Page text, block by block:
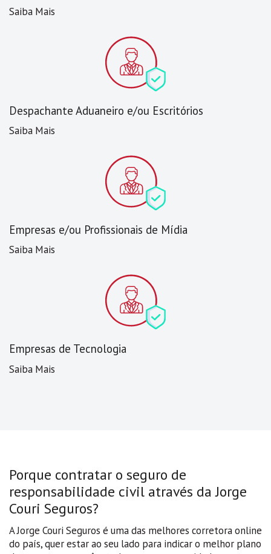
Saiba Mais
Despachante Aduaneiro e/ou Escritórios
Saiba Mais
Empresas e/ou Profissionais de Mídia
Saiba Mais
Empresas de Tecnologia
Saiba Mais
Porque contratar o seguro de
responsabilidade civil através da Jorge
Couri Seguros?
A Jorge Couri Seguros é uma das melhores corretora online
do país, quer estar ao seu lado para indicar o melhor plano